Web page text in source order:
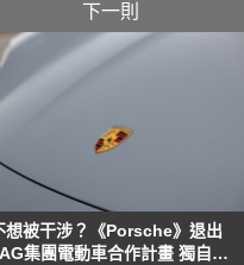
下一則
想被干涉？《Porsche》退出
集團電動車合作計畫 獨自研